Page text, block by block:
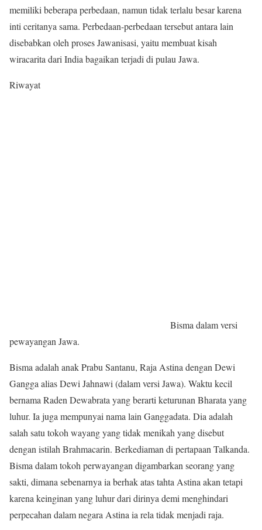
memiliki beberapa perbedaan, namun tidak terlalu besar karena
inti ceritanya sama. Perbedaan-perbedaan tersebut antara lain
disebabkan oleh proses Jawanisasi, yaitu membuat kisah
wiracarita dari India bagaikan terjadi di pulau Jawa.
Riwayat
Bisma dalam versi
pewayangan Jawa.
Bisma adalah anak Prabu Santanu, Raja Astina dengan Dewi
Gangga alias Dewi Jahnawi (dalam versi Jawa). Waktu kecil
bernama Raden Dewabrata yang berarti keturunan Bharata yang
luhur. Ia juga mempunyai nama lain Ganggadata. Dia adalah
salah satu tokoh wayang yang tidak menikah yang disebut
dengan istilah Brahmacarin. Berkediaman di pertapaan Talkanda.
Bisma dalam tokoh perwayangan digambarkan seorang yang
sakti, dimana sebenarnya ia berhak atas tahta Astina akan tetapi
karena keinginan yang luhur dari dirinya demi menghindari
perpecahan dalam negara Astina ia rela tidak menjadi raja.